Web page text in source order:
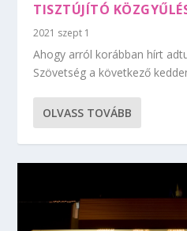
TISZTÚJÍTÓ
2021 szept 1
Ahogy arról korábban hírt
Szövetség a következő
OLVASS TOVÁBB